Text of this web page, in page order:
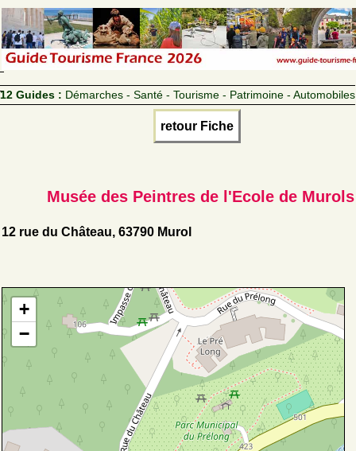
12 Guides : Démarches - Santé - Tourisme - Patrimoine - Automobiles
retour Fiche
Musée des Peintres de l'Ecole de Murols
12 rue du Château, 63790 Murol
+
−